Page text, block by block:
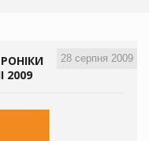
28 серпня 2009